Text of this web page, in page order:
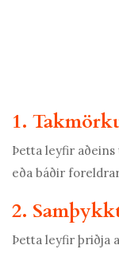
1.
Þetta leyfir
eða báðir
2.
Þetta leyfir þriðja